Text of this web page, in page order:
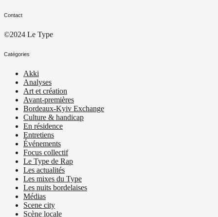
Contact
©2024 Le Type
Catégories
Akki
Analyses
Art et création
Avant-premières
Bordeaux-Kyiv Exchange
Culture & handicap
En résidence
Entretiens
Événements
Focus collectif
Le Type de Rap
Les actualités
Les mixes du Type
Les nuits bordelaises
Médias
Scene city
Scène locale